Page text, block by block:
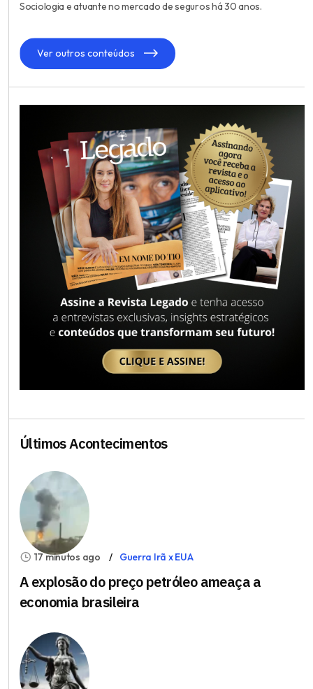
Sociologia e atuante no mercado de seguros há 30 anos.
Ver outros conteúdos
Últimos Acontecimentos
17 minutos ago Guerra Irã x EUA
A explosão do preço petróleo ameaça a
economia brasileira